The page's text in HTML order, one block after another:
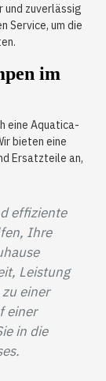
und zuverlässig
Service, um die
im
eine Aquatica-
bieten eine
Ersatzteile an,
effiziente
Ihre
Leistung
einer
einer
in die